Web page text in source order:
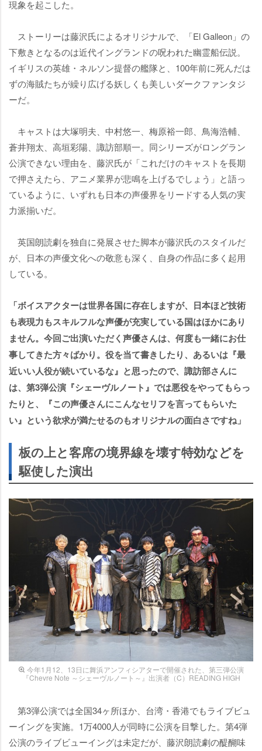
現象を起こした。
ストーリーは藤沢氏によるオリジナルで、「El Galleon」の
下敷きとなるのは近代イングランドの呪われた幽霊船伝説。
イギリスの英雄・ネルソン提督の艦隊と、100年前に死んだは
ずの海賊たちが繰り広げる妖しくも美しいダークファンタジ
ーだ。
キャストは大塚明夫、中村悠一、梅原裕一郎、鳥海浩輔、
蒼井翔太、高垣彩陽、諏訪部順一。同シリーズがロングラン
公演できない理由を、藤沢氏が「これだけのキャストを長期
で押さえたら、アニメ業界が悲鳴を上げるでしょう」と語っ
ているように、いずれも日本の声優界をリードする人気の実
力派揃いだ。
英国朗読劇を独自に発展させた脚本が藤沢氏のスタイルだ
が、日本の声優文化への敬意も深く、自身の作品に多く起用
している。
「ボイスアクターは世界各国に存在しますが、日本ほど技術
も表現力もスキルフルな声優が充実している国はほかにあり
ません。今回ご出演いただく声優さんは、何度も一緒にお仕
事してきた方々ばかり。役を当て書きしたり、あるいは『最
近いい人役が続いているな』と思ったので、諏訪部さんに
は、第3弾公演『シェーヴルノート』では悪役をやってもらっ
たりと、『この声優さんにこんなセリフを言ってもらいた
い』という欲求が満たせるのもオリジナルの面白さですね」
板の上と客席の境界線を壊す特効などを
駆使した演出
今年1月12、13日に舞浜アンフィシアターで開催された、第三弾公演
『Chevre Note ～シェーヴルノート～』出演者（C）READING HIGH
第3弾公演では全国34ヶ所ほか、台湾・香港でもライブビュ
ーイングを実施。1万4000人が同時に公演を目撃した。第4弾
公演のライブビューイングは未定だが、藤沢朗読劇の醍醐味